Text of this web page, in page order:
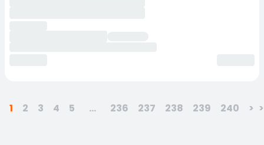
1 2 3 4 5 ... 236 237 238 239 240 >